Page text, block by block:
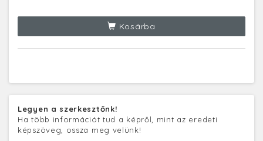
Kosárba
Legyen a szerkesztőnk!
Ha több információt tud a képről, mint az eredeti
képszöveg, ossza meg velünk!